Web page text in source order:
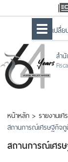
เปลื่
สำ
หน้าหลัก > รายงานเ
สถานการณ์เศรษฐกิจ
สถานการณ์เศร